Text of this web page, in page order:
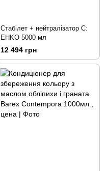
Стабілет + нейтралізатор C:
EHKO 5000 мл
12 494 грн